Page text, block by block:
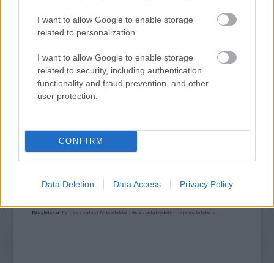
I want to allow Google to enable storage
related to personalization.
I want to allow Google to enable storage
related to security, including authentication
functionality and fraud prevention, and other
user protection.
CONFIRM
Data Deletion Data Access Privacy Policy
„NEM TÖBB EZER EMBERRE UTAZUNK, HANEM
EGY VÁLOGATOTT TÁRSASÁGRA”
A bejegyzés trackback címe:
https://kulturpart.hu/api/trackback/id/7917554
Kommentek:
minősülnek, értük aszolgáltatás technikaiüzemeltetője semmilyen felelősséget
Részletek a Felhasználási feltételekben és azadatvédelmi tájékoztatóban